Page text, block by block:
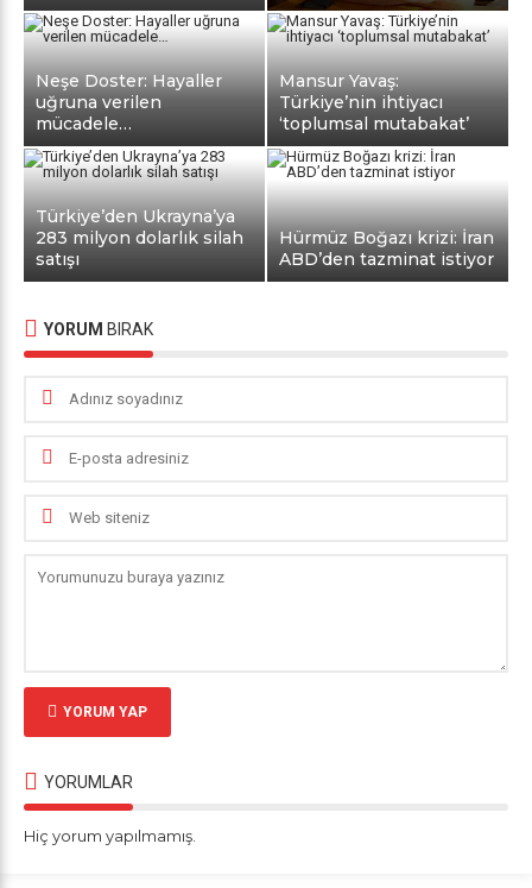
Neşe Doster: Hayaller
uğruna verilen
mücadele…
Mansur Yavaş:
Türkiye’nin ihtiyacı
‘toplumsal mutabakat’
Türkiye’den Ukrayna’ya
283 milyon dolarlık silah
satışı
Hürmüz Boğazı krizi: İran
ABD’den tazminat istiyor
YORUM BIRAK
YORUM YAP
YORUMLAR
Hiç yorum yapılmamış.